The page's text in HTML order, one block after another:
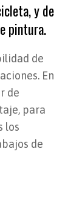
y de
pintura.
de
En
de
para
los
de